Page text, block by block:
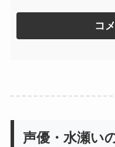
声優・水瀬い